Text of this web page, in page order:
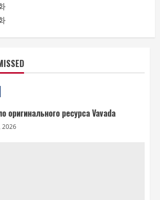
оригинального ресурса Vavada
2026